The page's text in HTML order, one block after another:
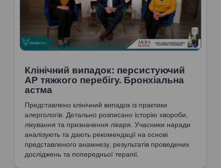
Клінічний випадок: персистуючий
АР тяжкого перебігу. Бронхіальна
астма
Представлено клінічний випадок із практики
алергологів. Детально розписано історію хвороби,
лікування та призначення лікаря. Учасники наради
аналізують та дають рекомендації на основі
представленого анамнезу, результатів проведених
досліджень та попередньої терапії.